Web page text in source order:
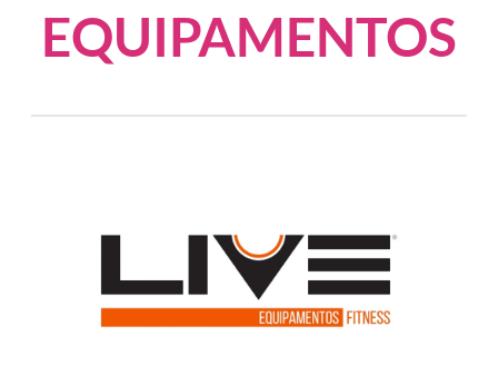
EQUIPAMENTOS
Anterior